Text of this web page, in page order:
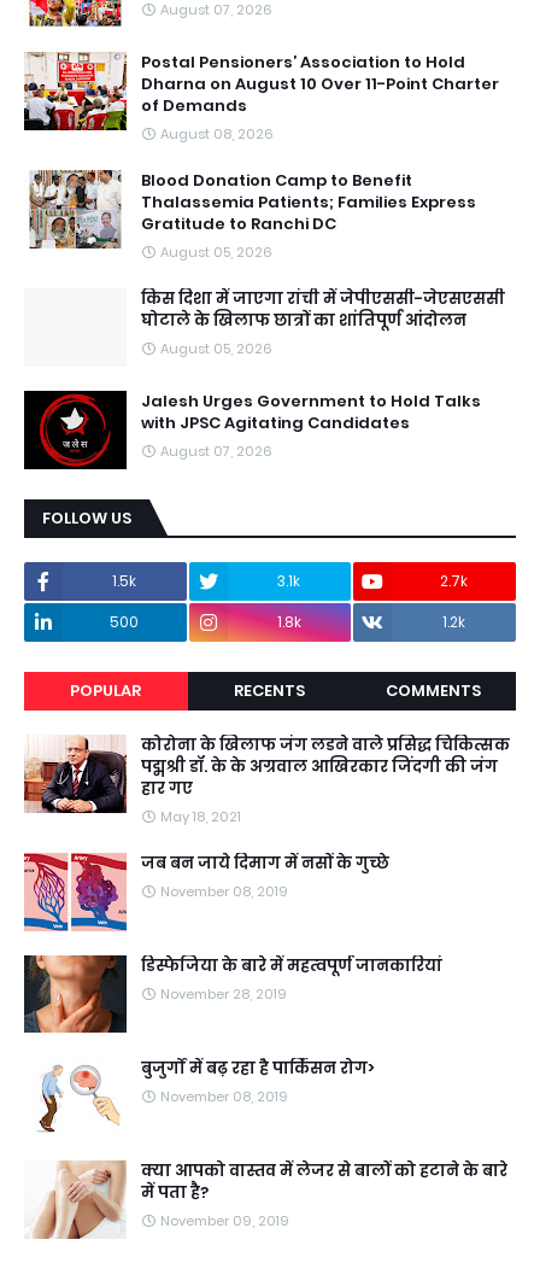
August 07, 2026
Postal Pensioners’ Association to Hold
Dharna on August 10 Over 11-Point Charter
of Demands
August 08, 2026
Blood Donation Camp to Benefit
Thalassemia Patients; Families Express
Gratitude to Ranchi DC
August 05, 2026
किस दिशा में जाएगा रांची में जेपीएससी-जेएसएससी
घोटाले के खिलाफ छात्रों का शांतिपूर्ण आंदोलन
August 05, 2026
Jalesh Urges Government to Hold Talks
with JPSC Agitating Candidates
August 07, 2026
FOLLOW US
1.5k 3.1k
2.7k
500
1.8k 1.2k
POPULAR RECENTS COMMENTS
कोरोना के खिलाफ जंग लडने वाले प्रसिद्ध चिकित्सक
पद्मश्री डॉ. के के अग्रवाल आखिरकार जिंदगी की जंग
हार गए
May 18, 2021
जब बन जाये दिमाग में नसों के गुच्छे
November 08, 2019
डिस्फेजिया के बारे में महत्वपूर्ण जानकारियां
November 28, 2019
बुजुर्गों में बढ़ रहा है पार्किंसन रोग>
November 08, 2019
क्या आपको वास्तव में लेजर से बालों को हटाने के बारे
में पता है?
November 09, 2019